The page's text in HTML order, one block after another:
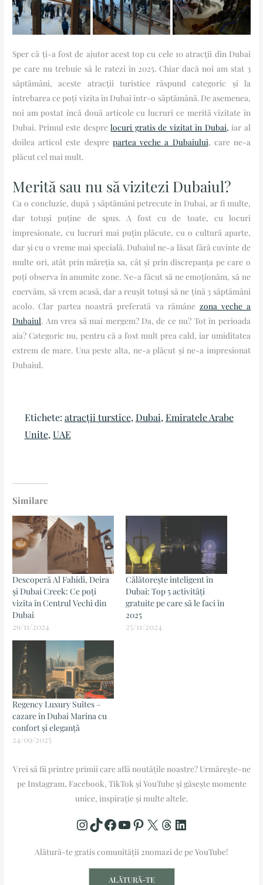
Sper că ți-a fost de ajutor acest top cu cele 10 atracții din Dubai
pe care nu trebuie să le ratezi în 2025. Chiar dacă noi am stat 3
săptămâni, aceste atracții turistice răspund categoric și la
întrebarea ce poți vizita în Dubai într-o săptămână. De asemenea,
noi am postat încă două articole cu lucruri ce merită vizitate în
Dubai. Primul este desprelocuri gratis de vizitat în Dubai, iar al
doilea articol este despre partea veche a Dubaiului, care ne-a
plăcut cel mai mult.
Merită sau nu să vizitezi Dubaiul?
Ca o concluzie, după 3 săptămâni petrecute în Dubai, ar fi multe,
dar totuși puține de spus. A fost cu de toate, cu locuri
impresionate, cu lucruri mai puțin plăcute, cu o cultură aparte,
dar și cu o vreme mai specială. Dubaiul ne-a lăsat fără cuvinte de
multe ori, atât prin măreția sa, cât și prin discrepanța pe care o
poți observa în anumite zone. Ne-a făcut să ne emoționăm, să ne
enervăm, să vrem acasă, dar a reușit totuși să ne țină 3 săptămâni
acolo. Clar partea noastră preferată va rămâne zona veche a
Dubaiul . Am vrea să mai mergem? Da, de ce nu? Tot în perioada
aia? Categoric nu, pentru că a fost mult prea cald, iar umiditatea
extrem de mare. Una peste alta, ne-a plăcut și ne-a impresionat
Dubaiul.
Etichete: atracții turstice, Dubai, Emiratele Arabe
Unite, UAE
Similare
Descoperă Al Fahidi, Deira
și Dubai Creek: Ce poți
vizita în Centrul Vechi din
Dubai
29/11/2024
Călătorește inteligent în
Dubai: Top 5 activități
gratuite pe care să le faci în
2025
25/11/2024
Regency Luxury Suites –
cazare în Dubai Marina cu
confort și eleganță
24/09/2025
Vrei să fii printre primii care află noutățile noastre? Urmărește-ne
pe Instagram, Facebook, TikTok și YouTube și găsește momente
unice, inspirație și multe altele.
Alătură-te gratis comunității 2nomazi de pe YouTube!​​
ALĂTURĂ-TE